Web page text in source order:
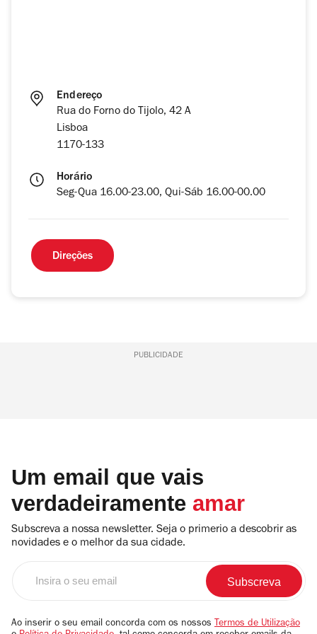
Endereço
Rua do Forno do Tijolo, 42 A
Lisboa
1170-133
Horário
Seg-Qua 16.00-23.00, Qui-Sáb 16.00-00.00
Direções
PUBLICIDADE
Um email que vais
verdadeiramente amar
Subscreva a nossa newsletter. Seja o primerio a descobrir as
novidades e o melhor da sua cidade.
email
Ao inserir o seu email concorda com os nossos Termos de Utilização